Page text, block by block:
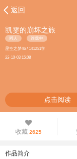
返回
凯雯的崩坏之旅
同人 连载中
星空之梦46 / 141251字
22-10-03 15:08
点击阅读
收藏 2625
作品简介